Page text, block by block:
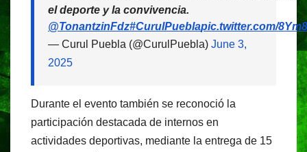
el deporte y la convivencia.
@TonantzinFdz#CurulPueblapic.twitter.com/
— Curul Puebla (@CurulPuebla) June 3,
2025
Durante el evento también se reconoció la
participación destacada de internos en
actividades deportivas, mediante la entrega de 15